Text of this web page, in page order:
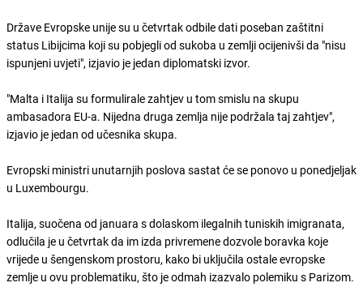
Države Evropske unije su u četvrtak odbile dati poseban zaštitni
status Libijcima koji su pobjegli od sukoba u zemlji ocijenivši da "nisu
ispunjeni uvjeti", izjavio je jedan diplomatski izvor.
"Malta i Italija su formulirale zahtjev u tom smislu na skupu
ambasadora EU-a. Nijedna druga zemlja nije podržala taj zahtjev",
izjavio je jedan od učesnika skupa.
Evropski ministri unutarnjih poslova sastat će se ponovo u ponedjeljak
u Luxembourgu.
Italija, suočena od januara s dolaskom ilegalnih tuniskih imigranata,
odlučila je u četvrtak da im izda privremene dozvole boravka koje
vrijede u šengenskom prostoru, kako bi uključila ostale evropske
zemlje u ovu problematiku, što je odmah izazvalo polemiku s Parizom.